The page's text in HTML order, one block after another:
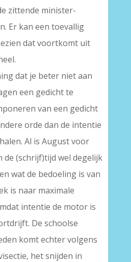
zittende minister-
Er kan een toevallig
dat voortkomt uit
dat je beter niet aan
een gedicht te
van een gedicht
orde dan de intentie
Al is August voor
de (schrijf)tijd wel degelijk
wat de bedoeling is van
is naar maximale
intentie de motor is
De schoolse
komt echter volgens
het snijden in